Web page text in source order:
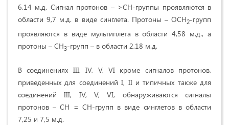
6,14 м.д. Сигнал протонов – >СН-группы проявляются в
области 9,7 м.д. в виде синглета. Протоны – ОСН2-групп
проявляются в виде мультиплета в области 4,58 м.д., а
протоны – СН3-групп – в области 2,18 м.д.
В соединениях III, IV, V, VI кроме сигналов протонов,
приведенных для соединений I, II и типичных также для
соединений III, IV, V, VI, обнаруживаются сигналы
протонов – СН = СН-групп в виде синглетов в области
7,25 и 7,5 м.д.